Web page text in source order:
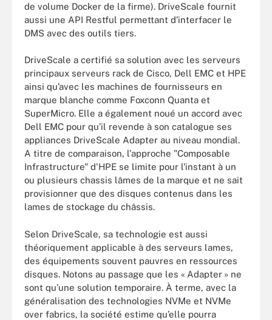
de volume Docker de la firme). DriveScale fournit
aussi une API Restful permettant d’interfacer le
DMS avec des outils tiers.
DriveScale a certifié sa solution avec les serveurs
principaux serveurs rack de Cisco, Dell EMC et HPE
ainsi qu’avec les machines de fournisseurs en
marque blanche comme Foxconn Quanta et
SuperMicro. Elle a également noué un accord avec
Dell EMC pour qu’il revende à son catalogue ses
appliances DriveScale Adapter au niveau mondial.
A titre de comparaison, l'approche "Composable
Infrastructure" d'HPE se limite pour l'instant à un
ou plusieurs chassis lâmes de la marque et ne sait
provisionner que des disques contenus dans les
lames de stockage du châssis.
Selon DriveScale, sa technologie est aussi
théoriquement applicable à des serveurs lames,
des équipements souvent pauvres en ressources
disques. Notons au passage que les « Adapter » ne
sont qu’une solution temporaire. À terme, avec la
généralisation des technologies NVMe et NVMe
over fabrics, la société estime qu’elle pourra